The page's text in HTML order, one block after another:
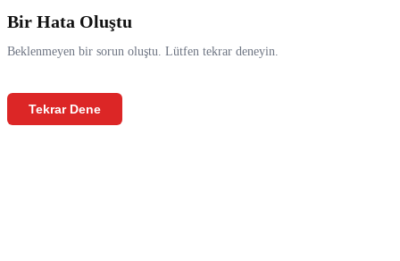
Bir Hata Oluştu
Beklenmeyen bir sorun oluştu. Lütfen tekrar deneyin.
Tekrar Dene